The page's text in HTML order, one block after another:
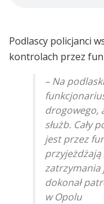
Podlascy policjanci
kontrolach przez
– Na
drogowego,
służb. Cały
jest przez
przyjeżdżają
zatrzymania
dokonał
w Opolu